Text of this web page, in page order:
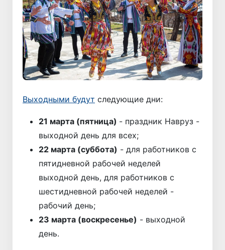
Выходными будут следующие дни:
21 марта (пятница) - праздник Навруз -
выходной день для всех;
22 марта (суббота) - для работников с
пятидневной рабочей неделей
выходной день, для работников с
шестидневной рабочей неделей -
рабочий день;
23 марта (воскресенье) - выходной
день.